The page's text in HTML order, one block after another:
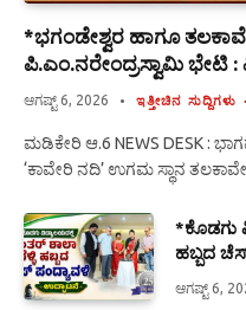
*ಭಗಂಡೇಶ್ವರ ಹಾಗೂ
ಪಿ.ಎಂ.ನರೇಂದ್ರಸ್ವಾಮಿ ಭೇಟಿ
ಆಗಷ್ಟ್ 6, 2026 ಇತ್ತೀಚಿನ ಸುದ್ದಿಗಳು
ಮಡಿಕೇರಿ ಆ.6 NEWS DESK :
‘ಕಾವೇರಿ ನದಿ’ ಉಗಮ ಸ್ಥಾನ
*ಕೊಡಗು
ಹಬ್ಬದ
ಆಗಷ್ಟ್ 6,